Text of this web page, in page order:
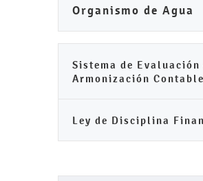
Organismo de Agua
Sistema de Evaluación
Armonización Contable
Ley de Disciplina